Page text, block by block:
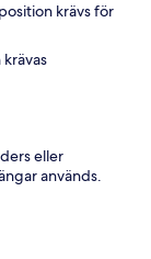
krävs för
eller
används.